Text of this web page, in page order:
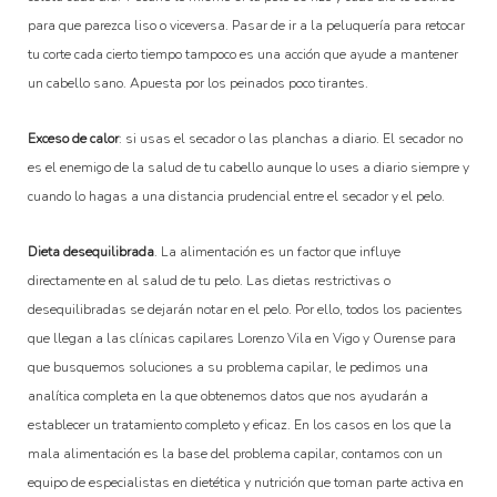
para que parezca liso o viceversa. Pasar de ir a la peluquería para retocar
tu corte cada cierto tiempo tampoco es una acción que ayude a mantener
un cabello sano. Apuesta por los peinados poco tirantes.
Exceso de calor: si usas el secador o las planchas a diario. El secador no
es el enemigo de la salud de tu cabello aunque lo uses a diario siempre y
cuando lo hagas a una distancia prudencial entre el secador y el pelo.
Dieta desequilibrada. La alimentación es un factor que influye
directamente en al salud de tu pelo. Las dietas restrictivas o
desequilibradas se dejarán notar en el pelo. Por ello, todos los pacientes
que llegan a las clínicas capilares Lorenzo Vila en Vigo y Ourense para
que busquemos soluciones a su problema capilar, le pedimos una
analítica completa en la que obtenemos datos que nos ayudarán a
establecer un tratamiento completo y eficaz. En los casos en los que la
mala alimentación es la base del problema capilar, contamos con un
equipo de especialistas en dietética y nutrición que toman parte activa en